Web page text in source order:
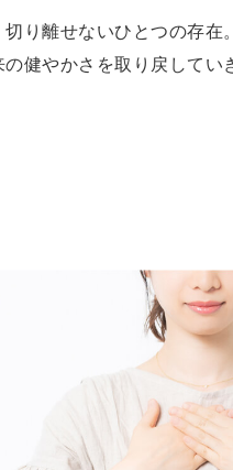
切り離せないひとつの存
健やかさを取り戻してい